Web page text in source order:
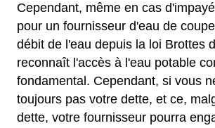
Cependant, même en cas
pour un fournisseur d'eau de
débit de l'eau depuis la loi Brottes
reconnaît l'accès à l'eau potable
fondamental. Cependant, si vous
toujours pas votre dette, et ce,
dette, votre fournisseur pourra